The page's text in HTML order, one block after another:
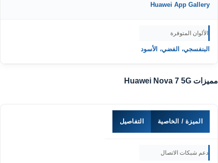
Huawei App Gallery
الألوان المتوفرة
البنفسجي، الفضي، الأسود
مميزات Huawei Nova 7 5G
الميزة / الخاصية التفاصيل
دعم شبكات الاتصال